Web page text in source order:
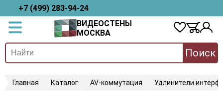
+7 (499) 283-94-24
ВИДЕОСТЕНЫ
МОСКВА
Поиск
Главная Каталог AV-коммутация Удлинители